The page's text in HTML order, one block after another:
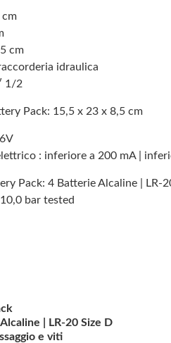
cm
cm
idraulica
1/2
Pack: 15,5 x 23 x 8,5 cm
: inferiore a 200 mA |
Pack: 4 Batterie Alcaline | LR-
bar tested
| LR-20 Size D
e viti